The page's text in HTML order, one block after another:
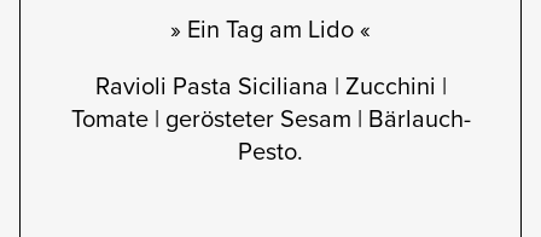
» Ein Tag am Lido «
Ravioli Pasta Siciliana | Zucchini |
Tomate | gerösteter Sesam | Bärlauch-
Pesto.